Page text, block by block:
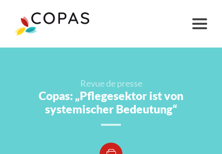
Revue de presse
Copas: „Pflegesektor ist von
systemischer Bedeutung“